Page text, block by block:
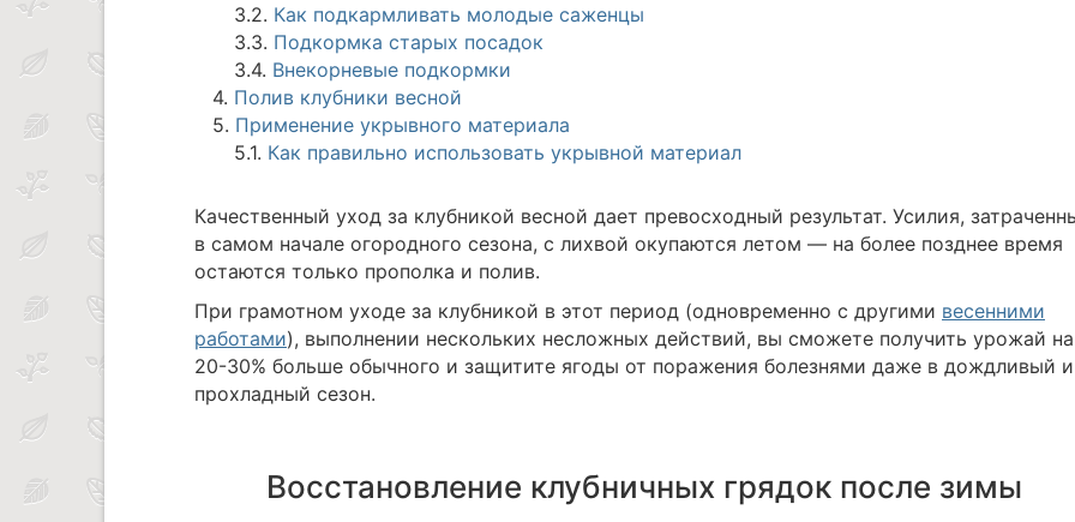
3.2. Как подкармливать молодые саженцы
3.3. Подкормка старых посадок
3.4. Внекорневые подкормки
4. Полив клубники весной
5. Применение укрывного материала
5.1. Как правильно использовать укрывной материал
Качественный уход за клубникой весной дает превосходный результат. Усилия,
в самом начале огородного сезона, с лихвой окупаются летом — на более позднее время
остаются только прополка и полив.
При грамотном уходе за клубникой в этот период (одновременно с другими весенними
работами), выполнении нескольких несложных действий, вы сможете получить урожай на
20-30% больше обычного и защитите ягоды от поражения болезнями даже в дождливый и
прохладный сезон.
Восстановление клубничных грядок после зимы